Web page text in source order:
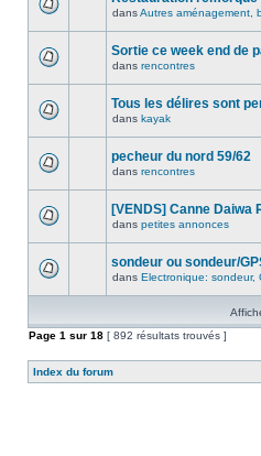
dansAutres aménagement,
Sortie ce week end de
dans rencontres
Tous les délires sont
dans kayak
pecheur du nord 59/62
dans rencontres
[VENDS] Canne Daiwa
dans petites annonces
sondeur ou sondeur/
dans Electronique: sondeur,
Page 1 sur 18 [ 892 résultats trouvés ]
Index du forum